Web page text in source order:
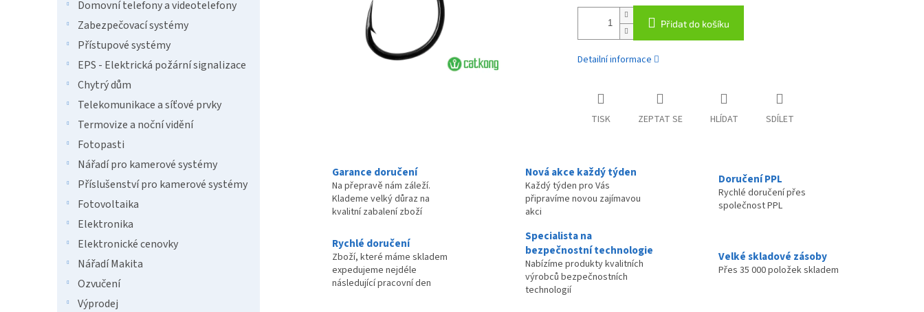
Domovní telefony a videotelefony
Zabezpečovací systémy
Přístupové systémy
EPS - Elektrická požární signalizace
Chytrý dům
Telekomunikace a síťové prvky
Termovize a noční vidění
Fotopasti
Nářadí pro kamerové systémy
Příslušenství pro kamerové systémy
Fotovoltaika
Elektronika
Elektronické cenovky
Nářadí Makita
Ozvučení
Výprodej
Přidat do košíku
Detailní informace
TISK ZEPTAT SE HLÍDAT SDÍLET
Garance doručení
Na přepravě nám záleží.
Klademe velký důraz na
kvalitní zabalení zboží
Nová akce každý týden
Každý týden pro Vás
připravíme novou zajímavou
akci
Doručení PPL
Rychlé doručení přes
společnost PPL
Rychlé doručení
Zboží, které máme skladem
expedujeme nejdéle
následující pracovní den
Specialista na
bezpečnostní technologie
Nabízíme produkty kvalitních
výrobců bezpečnostních
technologií
Velké skladové zásoby
Přes 35 000 položek skladem